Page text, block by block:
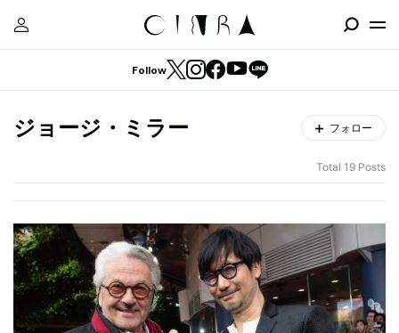
Follow
ジョージ・ミラー フォロー
Total 19 Posts